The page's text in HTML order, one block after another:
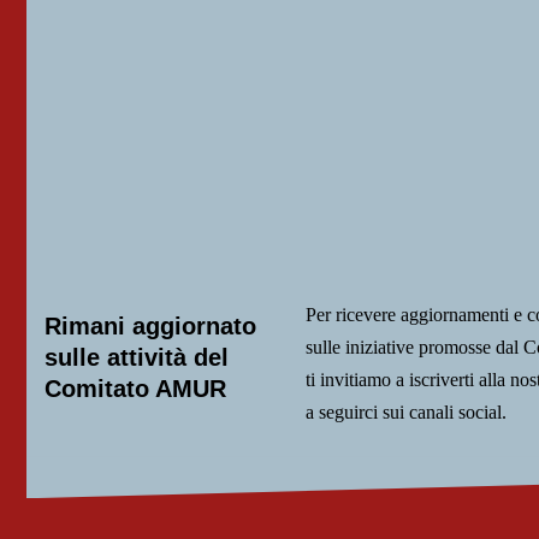
Rimani aggiornato
sulle attività del
Comitato AMUR
Per ricevere aggiornamenti e
sulle iniziative promosse dal
ti invitiamo a iscriverti alla
a seguirci sui canali social.